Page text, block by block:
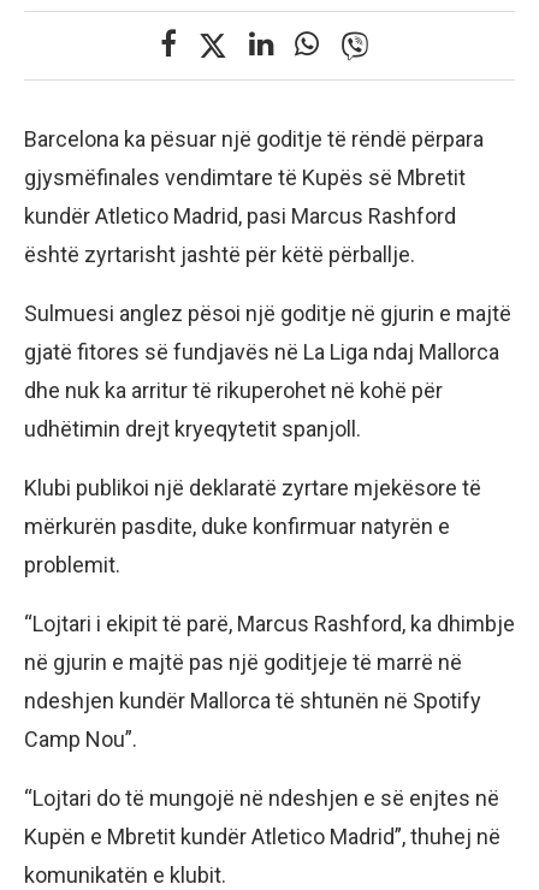
Barcelona ka pësuar një goditje të rëndë përpara
gjysmëfinales vendimtare të Kupës së Mbretit
kundër Atletico Madrid, pasi Marcus Rashford
është zyrtarisht jashtë për këtë përballje.
Sulmuesi anglez pësoi një goditje në gjurin e majtë
gjatë fitores së fundjavës në La Liga ndaj Mallorca
dhe nuk ka arritur të rikuperohet në kohë për
udhëtimin drejt kryeqytetit spanjoll.
Klubi publikoi një deklaratë zyrtare mjekësore të
mërkurën pasdite, duke konfirmuar natyrën e
problemit.
“Lojtari i ekipit të parë, Marcus Rashford, ka dhimbje
në gjurin e majtë pas një goditjeje të marrë në
ndeshjen kundër Mallorca të shtunën në Spotify
Camp Nou”.
“Lojtari do të mungojë në ndeshjen e së enjtes në
Kupën e Mbretit kundër Atletico Madrid”, thuhej në
komunikatën e klubit.